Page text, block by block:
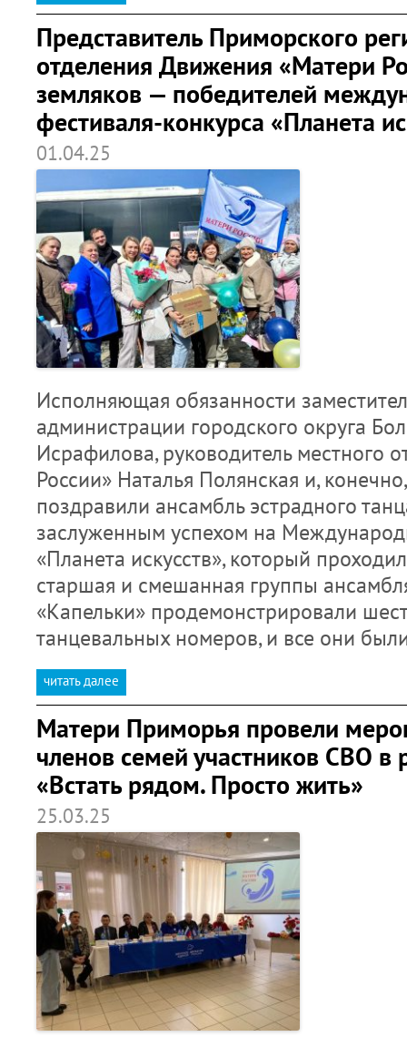
Представитель Приморского
отделения Движения «Матери
земляков — победителей
фестиваля-конкурса «Планета
01.04.25
Исполняющая обязанности
администрации городского округа
Исрафилова, руководитель местного
России» Наталья Полянская и,
поздравили ансамбль эстрадного
заслуженным успехом на
«Планета искусств», который
старшая и смешанная группы
«Капельки» продемонстрировали
танцевальных номеров, и все они
читать далее
Матери Приморья провели
членов семей участников СВО в
«Встать рядом. Просто жить»
25.03.25